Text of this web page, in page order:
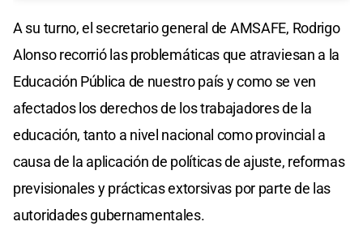
A su turno, el secretario general de AMSAFE, Rodrigo
Alonso recorrió las problemáticas que atraviesan a la
Educación Pública de nuestro país y como se ven
afectados los derechos de los trabajadores de la
educación, tanto a nivel nacional como provincial a
causa de la aplicación de políticas de ajuste, reformas
previsionales y prácticas extorsivas por parte de las
autoridades gubernamentales.